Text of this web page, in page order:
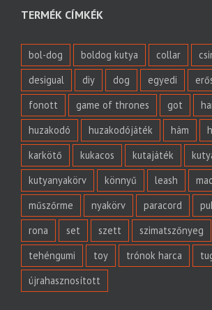
TERMÉK CÍMKÉK
bol-dog boldog kutya collar
desigual
diy dog egyedi
fonott
game of thrones got
huzakodó
huzakodójáték hám
karkötő
kukacos kutajáték
kutyanyakörv
könnyű leash
műszőrme
nyakörv paracord
rona
set szett szimatszőnyeg
tehéngumi
toy trónok harca
újrahasznosított